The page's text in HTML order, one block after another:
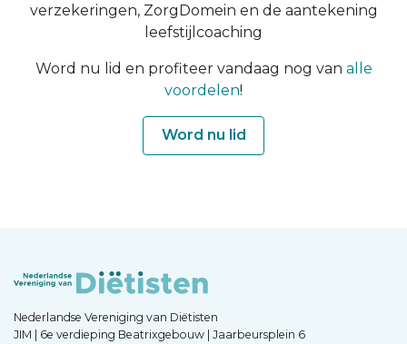
verzekeringen, ZorgDomein en de aantekening
leefstijlcoaching
Word nu lid en profiteer vandaag nog van alle
voordelen!
Word nu lid
Nederlandse Vereniging van Diëtisten
JIM | 6e verdieping Beatrixgebouw | Jaarbeursplein 6